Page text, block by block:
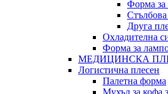
Форма за
Друга
Охладителна
Форма за
МЕДИЦИНСКА
Логистична плесен
Палетна форма
Мухъл за кофа